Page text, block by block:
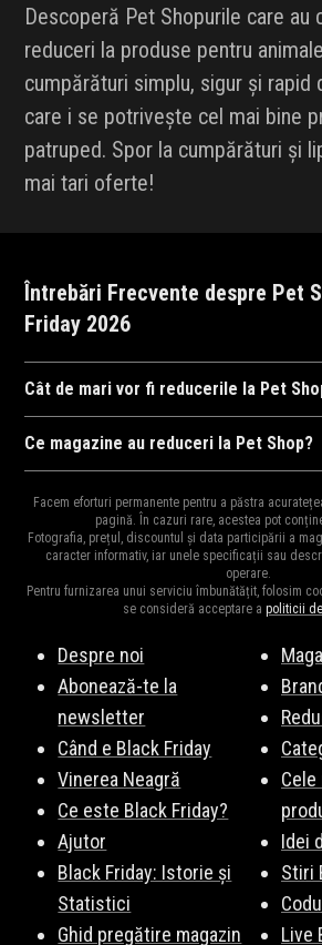
Descoperă Pet Shopurile care au
reduceri la produse pentru
cumpărături simplu, sigur și rapid
care i se potrivește cel mai bine
patruped. Spor la cumpărături și
mai tari oferte!
Întrebări Frecvente despre Pet
Friday 2026
Cât de mari vor fi reducerile la Pet
După cum ne-am obișnuit în anii trecuți,
pot ajunge și la 95% și cu siguranță vor fi
din an și e perioada ideală pentru a
Craciun,Moș Nicolae sau zile de naștere
Ce magazine au reduceri la Pet Shop?
pentru destocaj, de aceea și oferta
Principalele magazine cu reduceri la Pet
Maxi Pet
PetMart, și multe altele. Vezi lista
Facem eforturi permanente pentru a păstra
pagină. În cazuri rare, acestea pot
Fotografia, prețul, discountul și data participării a
caracter informativ, iar unele specificații sau
operare.
Pentru furnizarea unui serviciu îmbunătățit, folosim
se consideră acceptare a politicii
Despre noi
Abonează-te la
newsletter
Când e Black Friday
Vinerea Neagră
Ce este Black Friday?
Ajutor
Black Friday: Istorie și
Statistici
Ghid pregătire magazin
Cele
Idei
Stiri
Live